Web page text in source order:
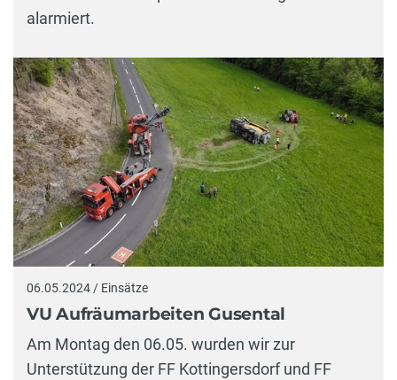
alarmiert.
06.05.2024 / Einsätze
VU Aufräumarbeiten Gusental
Am Montag den 06.05. wurden wir zur
Unterstützung der FF Kottingersdorf und FF